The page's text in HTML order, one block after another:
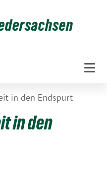
in den Endspurt
in den